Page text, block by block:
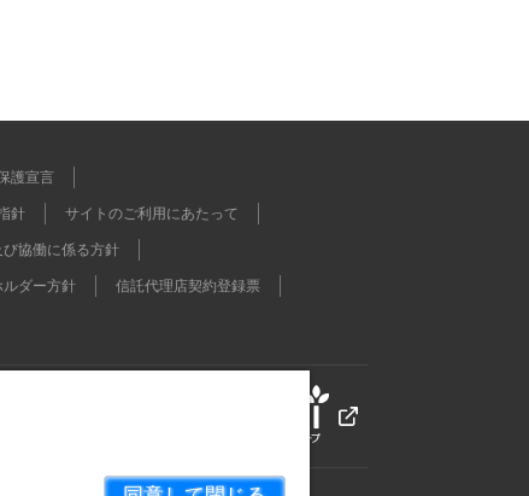
護宣言
針
サイトのご利用にあたって
協働に係る方針
ダー方針
信託代理店契約登録票